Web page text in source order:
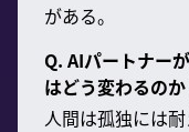
がある。
Q. AIパートナー
はどう変わるのか
人間は孤独には